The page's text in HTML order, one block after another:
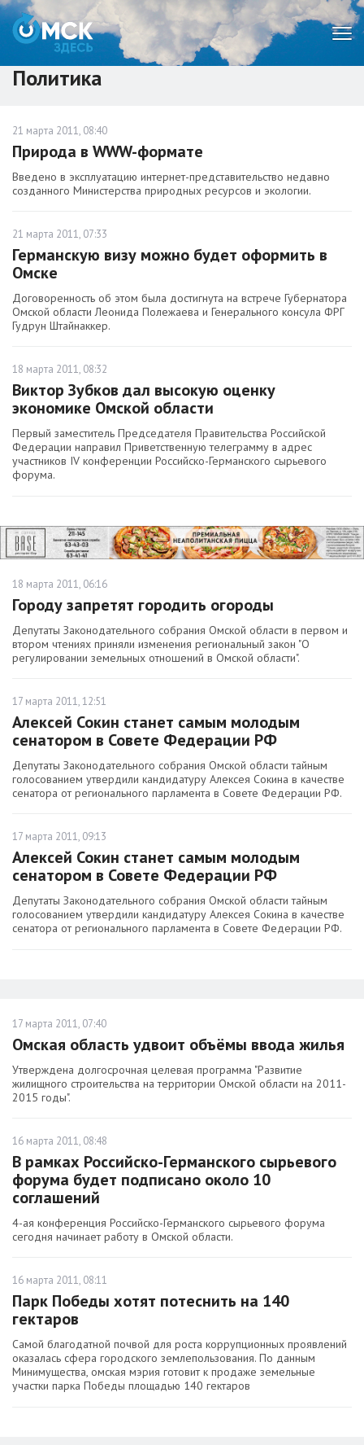
Политика
21 марта 2011, 08:40
Природа в WWW-формате
Введено в эксплуатацию интернет-представительство недавно
созданного Министерства природных ресурсов и экологии.
21 марта 2011, 07:33
Германскую визу можно будет оформить в
Омске
Договоренность об этом была достигнута на встрече Губернатора
Омской области Леонида Полежаева и Генерального консула ФРГ
Гудрун Штайнаккер.
18 марта 2011, 08:32
Виктор Зубков дал высокую оценку
экономике Омской области
Первый заместитель Председателя Правительства Российской
Федерации направил Приветственную телеграмму в адрес
участников IV конференции Российско-Германского cырьевого
форума.
18 марта 2011, 06:16
Городу запретят городить огороды
Депутаты Законодательного собрания Омской области в первом и
втором чтениях приняли изменения региональный закон "О
регулировании земельных отношений в Омской области".
17 марта 2011, 12:51
Алексей Сокин станет самым молодым
сенатором в Совете Федерации РФ
Депутаты Законодательного собрания Омской области тайным
голосованием утвердили кандидатуру Алексея Сокина в качестве
сенатора от регионального парламента в Совете Федерации РФ.
17 марта 2011, 09:13
Алексей Сокин станет самым молодым
сенатором в Совете Федерации РФ
Депутаты Законодательного собрания Омской области тайным
голосованием утвердили кандидатуру Алексея Сокина в качестве
сенатора от регионального парламента в Совете Федерации РФ.
17 марта 2011, 07:40
Омская область удвоит объёмы ввода жилья
Утверждена долгосрочная целевая программа "Развитие
жилищного строительства на территории Омской области на 2011-
2015 годы".
16 марта 2011, 08:48
В рамках Российско-Германского сырьевого
форума будет подписано около 10
соглашений
4-ая конференция Российско-Германского сырьевого форума
сегодня начинает работу в Омской области.
16 марта 2011, 08:11
Парк Победы хотят потеснить на 140
гектаров
Самой благодатной почвой для роста коррупционных проявлений
оказалась сфера городского землепользования. По данным
Минимущества, омская мэрия готовит к продаже земельные
участки парка Победы площадью 140 гектаров